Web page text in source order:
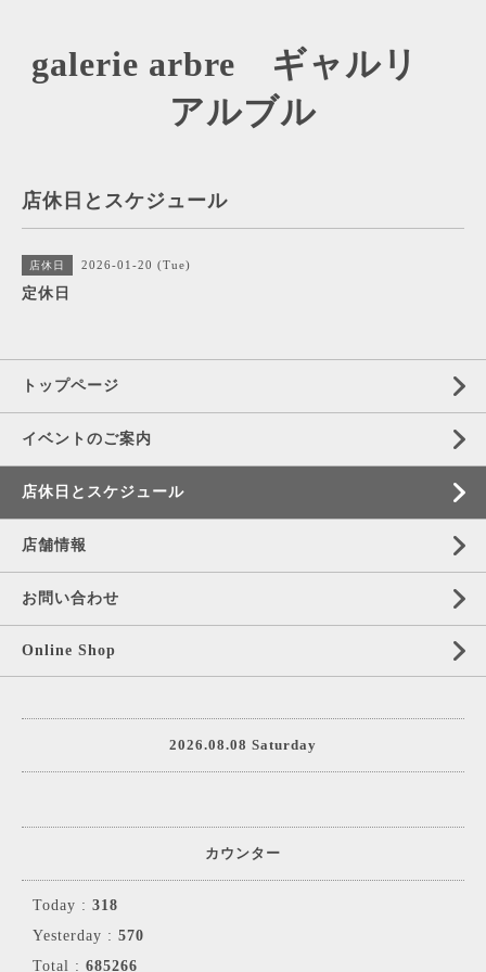
galerie arbre ギャルリ
アルブル
店休日とスケジュール
店休日 2026-01-20 (Tue)
定休日
トップページ
イベントのご案内
店休日とスケジュール
店舗情報
お問い合わせ
Online Shop
2026.08.08 Saturday
カウンター
Today : 318
Yesterday : 570
Total : 685266